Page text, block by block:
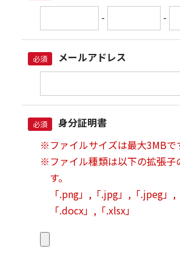
-
-
必須 メールアドレス
必須
身分証明書
※ファイルサイズは最大3MBで
※ファイル種類は以下の拡張子
す。
「.png」,「.jpg」,「.jpeg」
「.docx」,「.xlsx」